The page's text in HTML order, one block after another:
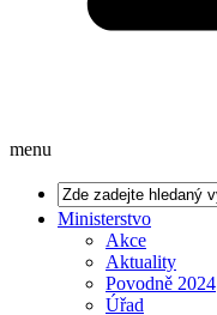
menu
Ministerstvo
Akce
Aktuality
Povodně 2024
Úřad